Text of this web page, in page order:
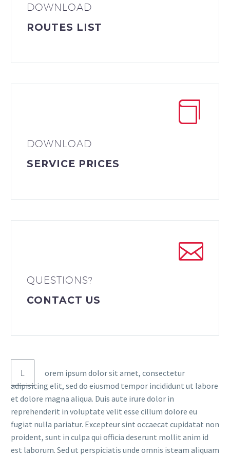
DOWNLOAD
ROUTES LIST
DOWNLOAD
SERVICE PRICES
QUESTIONS?
CONTACT US
L
orem ipsum dolor sit amet, consectetur
adipisicing elit, sed do eiusmod tempor incididunt ut labore
et dolore magna aliqua. Duis aute irure dolor in
reprehenderit in voluptate velit esse cillum dolore eu
fugiat nulla pariatur. Excepteur sint occaecat cupidatat non
proident, sunt in culpa qui officia deserunt mollit anim id
est laborum. Sed ut perspiciatis unde omnis isteam aliquam